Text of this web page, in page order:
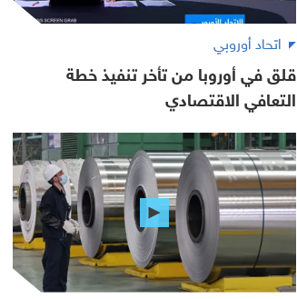
اتحاد أوروبي
قلق في أوروبا من تأخر تنفيذ خطة
التعافي الاقتصادي